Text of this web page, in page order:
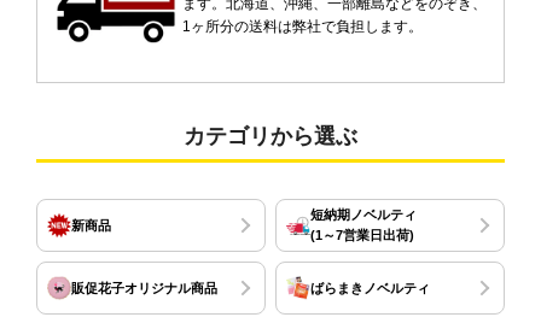
1ヶ所分の送料は弊社で負担します。
カテゴリから選ぶ
新商品
短納期ノベルティ
(1～7営業日出荷)
販促花子オリジナル商品 ばらまきノベルティ